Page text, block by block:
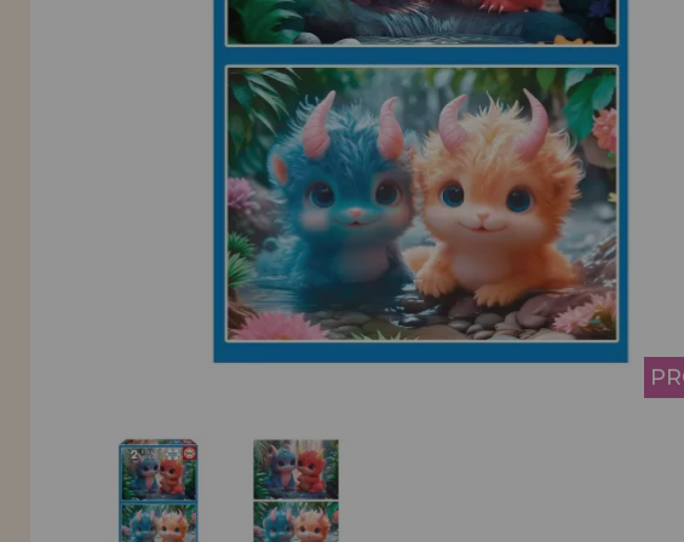
info@maisondespuzzles.fr
Allez-y! Nous vous attendions.
NOUVEAU CLIENT